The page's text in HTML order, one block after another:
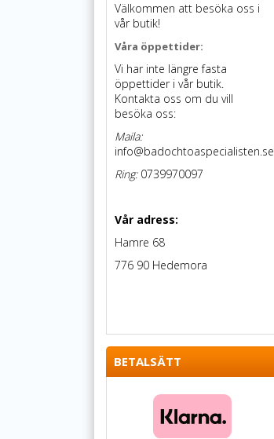
Välkommen att besöka oss i
vår butik!
Våra öppettider:
Vi har inte längre fasta
öppettider i vår butik.
Kontakta oss om du vill
besöka oss:
Maila:
info@badochtoaspecialisten.se
Ring:0739970097
Vår adress:
Hamre 68
776 90 Hedemora
BETALSÄTT